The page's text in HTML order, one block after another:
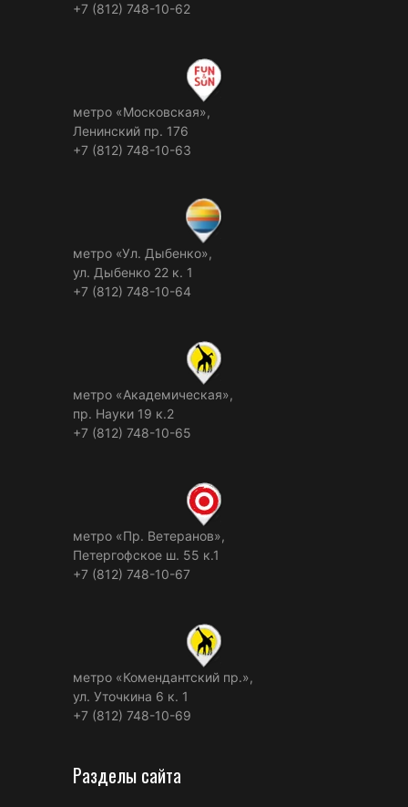
+7 (812) 748-10-62
метро «Московская»,
Ленинский пр. 176
+7 (812) 748-10-63
метро «Ул. Дыбенко»,
ул. Дыбенко 22 к. 1
+7 (812) 748-10-64
метро «Академическая»,
пр. Науки 19 к.2
+7 (812) 748-10-65
метро «Пр. Ветеранов»,
Петергофское ш. 55 к.1
+7 (812) 748-10-67
метро «Комендантский пр.»,
ул. Уточкина 6 к. 1
+7 (812) 748-10-69
Разделы сайта